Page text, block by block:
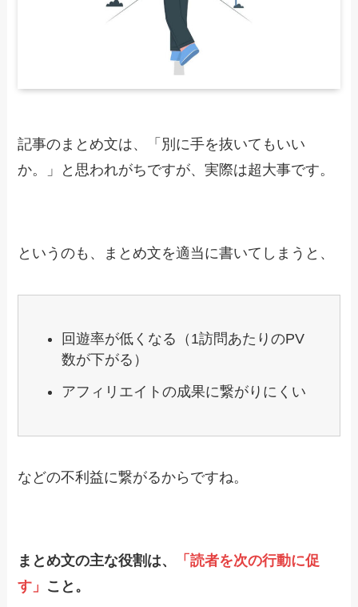
記事のまとめ文は、「別に手を抜いてもいい
か。」と思われがちですが、実際は超大事です。
というのも、まとめ文を適当に書いてしまうと、
回遊率が低くなる（1訪問あたりのPV
数が下がる）
アフィリエイトの成果に繋がりにくい
などの不利益に繋がるからですね。
まとめ文の主な役割は、
「読者を次の行動に促
す」 こと。